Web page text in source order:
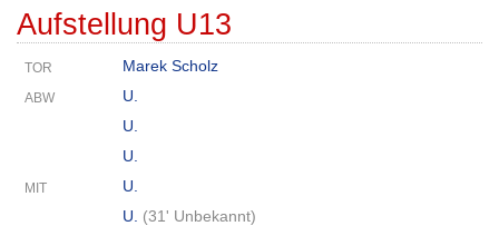
Aufstellung U13
TOR Marek Scholz
ABW
U.
U.
U.
MIT
U.
U. (31' Unbekannt)